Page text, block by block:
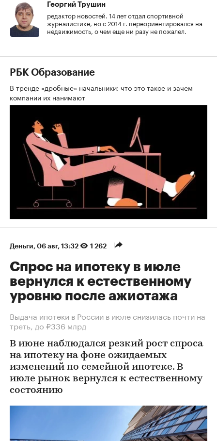
Георгий Трушин
редактор новостей. 14 лет отдал спортивной
журналистике, но с 2014 г. переориентировался на
недвижимость, о чем еще ни разу не пожалел.
РБК Образование
В тренде «дробные» начальники: что это такое и зачем
компании их нанимают
Деньги 06 авг, 13:32 1 262
Спрос на ипотеку в июле
вернулся к естественному
уровню после ажиотажа
Выдача ипотеки в России в июле снизилась почти на
треть, до ₽336 млрд
В июне наблюдался резкий рост спроса
на ипотеку на фоне ожидаемых
изменений по семейной ипотеке. В
июле рынок вернулся к естественному
состоянию